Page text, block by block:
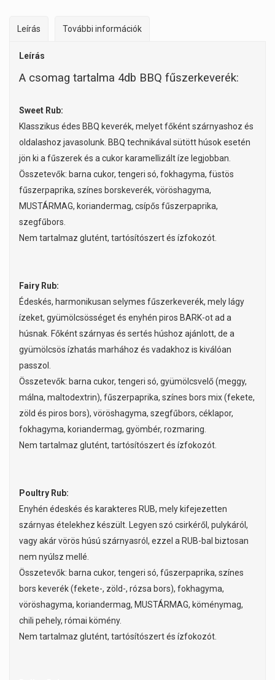
Leírás További információk
Leírás
A csomag tartalma 4db BBQ fűszerkeverék:
Sweet Rub:
Klasszikus édes BBQ keverék, melyet főként szárnyashoz és
oldalashoz javasolunk. BBQ technikával sütött húsok esetén
jön ki a fűszerek és a cukor karamellizált íze legjobban.
Összetevők: barna cukor, tengeri só, fokhagyma, füstös
fűszerpaprika, színes borskeverék, vöröshagyma,
MUSTÁRMAG, koriandermag, csípős fűszerpaprika,
szegfűbors.
Nem tartalmaz glutént, tartósítószert és ízfokozót.
Fairy Rub:
Édeskés, harmonikusan selymes fűszerkeverék, mely lágy
ízeket, gyümölcsösséget és enyhén piros BARK-ot ad a
húsnak. Főként szárnyas és sertés húshoz ajánlott, de a
gyümölcsös ízhatás marhához és vadakhoz is kiválóan
passzol.
Összetevők: barna cukor, tengeri só, gyümölcsvelő (meggy,
málna, maltodextrin), fűszerpaprika, színes bors mix (fekete,
zöld és piros bors), vöröshagyma, szegfűbors, céklapor,
fokhagyma, koriandermag, gyömbér, rozmaring.
Nem tartalmaz glutént, tartósítószert és ízfokozót.
Poultry Rub:
Enyhén édeskés és karakteres RUB, mely kifejezetten
szárnyas ételekhez készült. Legyen szó csirkéről, pulykáról,
vagy akár vörös húsú szárnyasról, ezzel a RUB-bal biztosan
nem nyúlsz mellé.
Összetevők: barna cukor, tengeri só, fűszerpaprika, színes
bors keverék (fekete-, zöld-, rózsa bors), fokhagyma,
vöröshagyma, koriandermag, MUSTÁRMAG, köménymag,
chili pehely, római kömény.
Nem tartalmaz glutént, tartósítószert és ízfokozót.